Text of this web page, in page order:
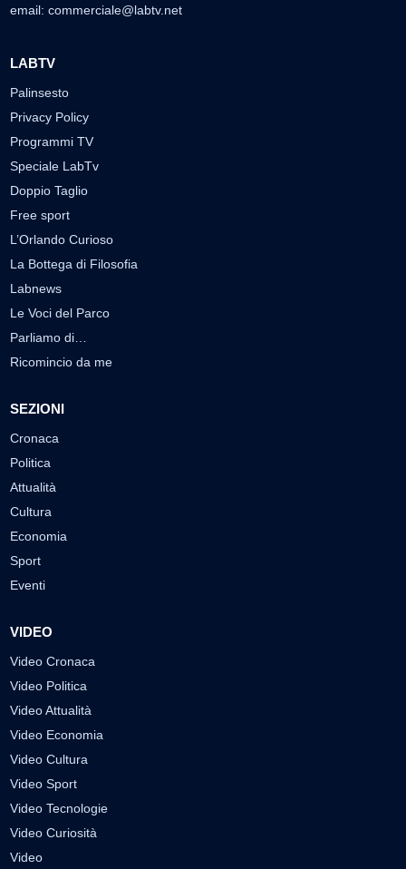
email: commerciale@labtv.net
LABTV
Palinsesto
Privacy Policy
Programmi TV
Speciale LabTv
Doppio Taglio
Free sport
L’Orlando Curioso
La Bottega di Filosofia
Labnews
Le Voci del Parco
Parliamo di…
Ricomincio da me
SEZIONI
Cronaca
Politica
Attualità
Cultura
Economia
Sport
Eventi
VIDEO
Video Cronaca
Video Politica
Video Attualità
Video Economia
Video Cultura
Video Sport
Video Tecnologie
Video Curiosità
Video